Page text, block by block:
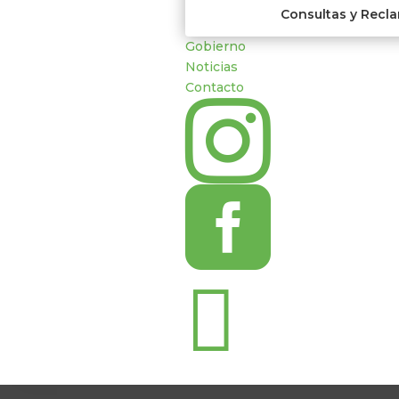
Consultas y
Gobierno
Noticias
Contacto


